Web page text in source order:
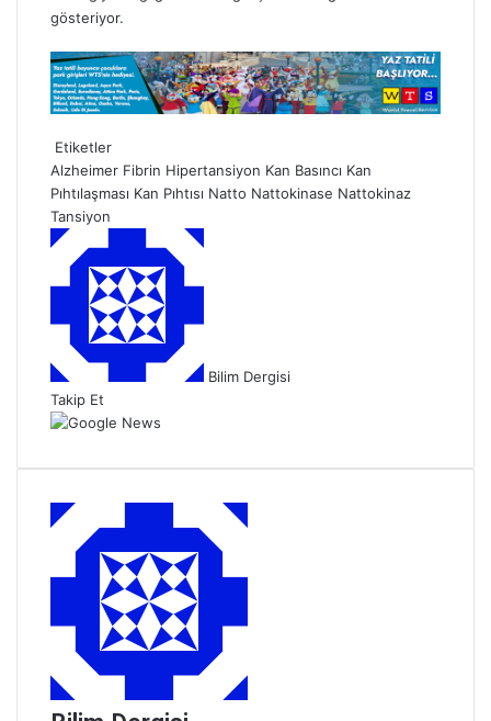
gösteriyor.
Etiketler
Alzheimer Fibrin Hipertansiyon Kan Basıncı Kan
Pıhtılaşması Kan Pıhtısı Natto Nattokinase Nattokinaz
Tansiyon
Bilim Dergisi
g
Takip Et